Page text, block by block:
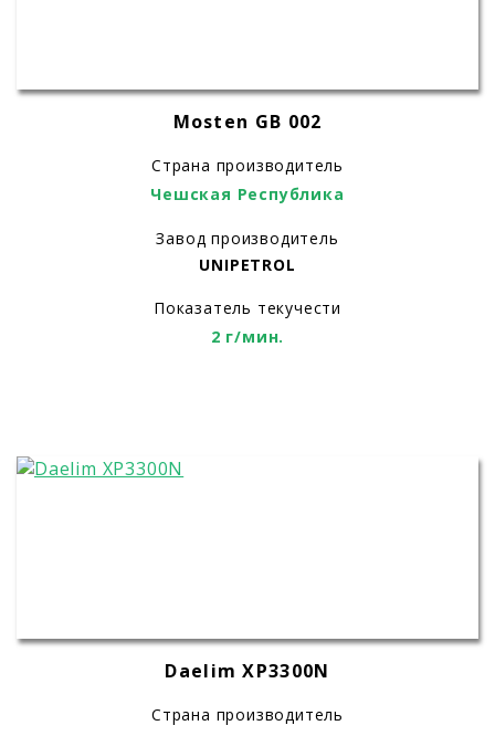
Mosten GB 002
Страна производитель
Чешская Республика
Завод производитель
UNIPETROL
Показатель текучести
2 г/мин.
Daelim XP3300N
Страна производитель